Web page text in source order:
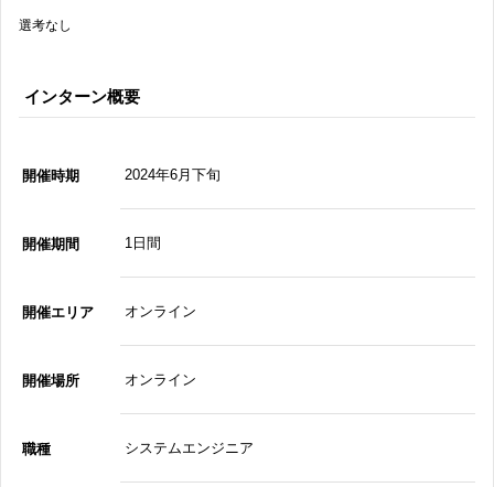
選考なし
インターン概要
開催時期 2024年6月下旬
開催期間 1日間
開催エリア オンライン
開催場所 オンライン
職種 システムエンジニア